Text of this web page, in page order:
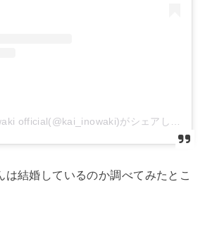
は結婚しているのか調べてみたとこ